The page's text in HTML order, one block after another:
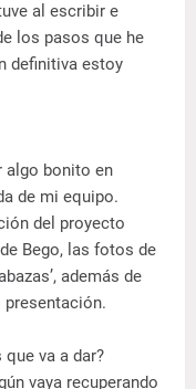
al escribir e
los pasos que he
definitiva estoy
algo bonito en
de mi equipo.
del proyecto
Bego, las fotos de
además de
va a dar?
vaya recuperando